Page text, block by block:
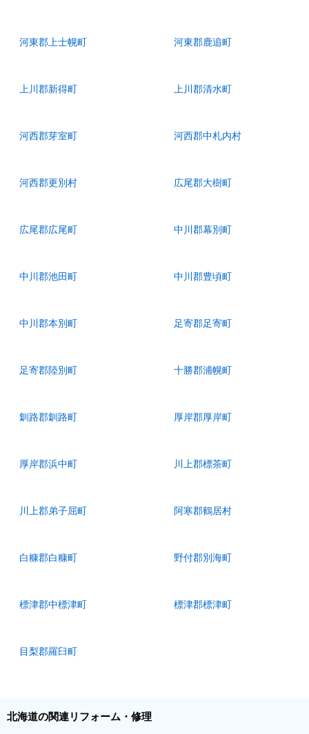
河東郡上士幌町 河東郡鹿追町
上川郡新得町 上川郡清水町
河西郡芽室町 河西郡中札内村
河西郡更別村 広尾郡大樹町
広尾郡広尾町 中川郡幕別町
中川郡池田町 中川郡豊頃町
中川郡本別町 足寄郡足寄町
足寄郡陸別町 十勝郡浦幌町
釧路郡釧路町 厚岸郡厚岸町
厚岸郡浜中町 川上郡標茶町
川上郡弟子屈町 阿寒郡鶴居村
白糠郡白糠町 野付郡別海町
標津郡中標津町 標津郡標津町
目梨郡羅臼町
北海道の関連リフォーム・修理